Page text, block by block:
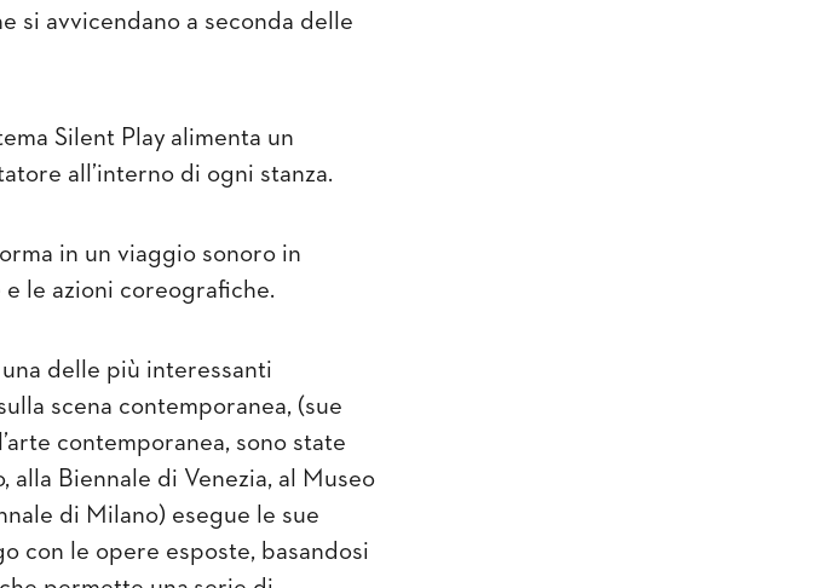
si avvicendano a seconda delle
Silent Play alimenta un
all’interno di ogni stanza.
in un viaggio sonoro in
le azioni coreografiche.
una delle più interessanti
scena contemporanea, (sue
contemporanea, sono state
alla Biennale di Venezia, al Museo
di Milano) esegue le sue
con le opere esposte, basandosi